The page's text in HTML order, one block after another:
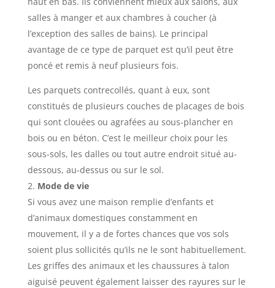
salles à manger et aux chambres à coucher (à
l’exception des salles de bains). Le principal
avantage de ce type de parquet est qu’il peut être
poncé et remis à neuf plusieurs fois.
Les parquets contrecollés, quant à eux, sont
constitués de plusieurs couches de placages de bois
qui sont clouées ou agrafées au sous-plancher en
bois ou en béton. C’est le meilleur choix pour les
sous-sols, les dalles ou tout autre endroit situé au-
dessous, au-dessus ou sur le sol.
Mode de vie
Si vous avez une maison remplie d’enfants et
d’animaux domestiques constamment en
mouvement, il y a de fortes chances que vos sols
soient plus sollicités qu’ils ne le sont habituellement.
Les griffes des animaux et les chaussures à talon
aiguisé peuvent également laisser des rayures sur le